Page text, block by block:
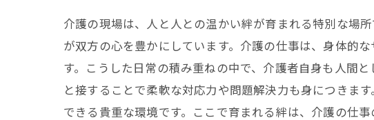
介護の現場は、人と人との温かい絆が育まれる特別な場
が双方の心を豊かにしています。介護の仕事は、身体的
す。こうした日常の積み重ねの中で、介護者自身も人間
と接することで柔軟な対応力や問題解決力も身につきま
できる貴重な環境です。ここで育まれる絆は、介護の仕